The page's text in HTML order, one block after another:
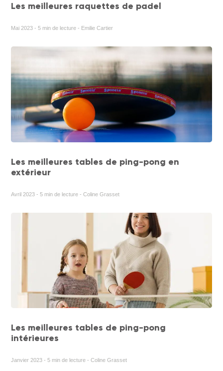
Les meilleures raquettes de padel
Mai 2023 - 5 min de lecture - Emilie Cartier
Les meilleures tables de ping-pong en
extérieur
Avril 2023 - 5 min de lecture - Coline Grasset
Les meilleures tables de ping-pong
intérieures
Janvier 2023 - 5 min de lecture - Coline Grasset